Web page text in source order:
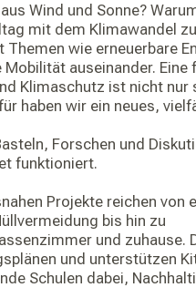
Wind und Sonne?
mit dem Klimawandel
wie erneuerbare
auseinander. Eine
Klimaschutz ist nicht nur
haben wir ein neues,
Forschen und
funktioniert.
Projekte reichen von
bis hin zu
und zuhause.
und unterstützen
Schulen dabei,